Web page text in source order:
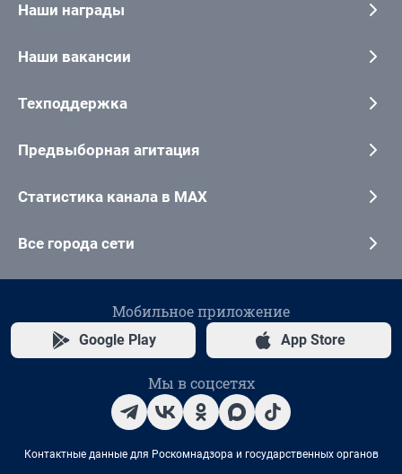
Наши награды
Наши вакансии
Техподдержка
Предвыборная агитация
Статистика канала в MAX
Все города сети
Мобильное приложение
Google Play App Store
Мы в соцсетях
Контактные данные для Роскомнадзора и государственных органов